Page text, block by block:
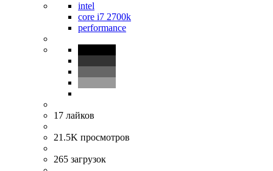
intel
core i7 2700k
performance
17 лайков
21.5K просмотров
265 загрузок